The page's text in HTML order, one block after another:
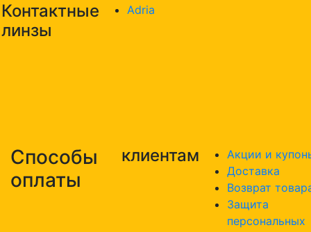
Контактные
линзы
Adria
Способы
оплаты
клиентам
Акции и
Доставка
Возврат
Защита
персональных